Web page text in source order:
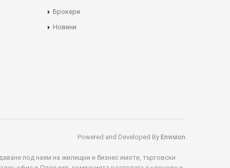
Брокери
Новини
Powered and Developed By Envision
под наем на жилищни и бизнес имоти, търговски